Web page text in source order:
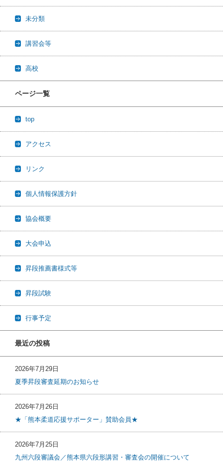
未分類
講習会等
高校
ページ一覧
top
アクセス
リンク
個人情報保護方針
協会概要
大会申込
昇段推薦書様式等
昇段試験
行事予定
最近の投稿
2026年7月29日
夏季昇段審査延期のお知らせ
2026年7月26日
★「熊本柔道応援サポーター」賛助会員★
2026年7月25日
九州六段審議会／熊本県六段形講習・審査会の開催について